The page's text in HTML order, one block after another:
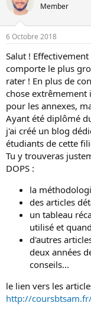
Member
6 Octobre 2018
Salut !
comporte le plus
rater ! En plus de
chose extrêmement
pour les annexes,
Ayant été diplômé
j'ai créé un blog
étudiants de cette
Tu y trouveras
DOPS :
la
des articles
un tableau
utilisé et
d'autres
deux années
conseils...
le lien vers les
http://